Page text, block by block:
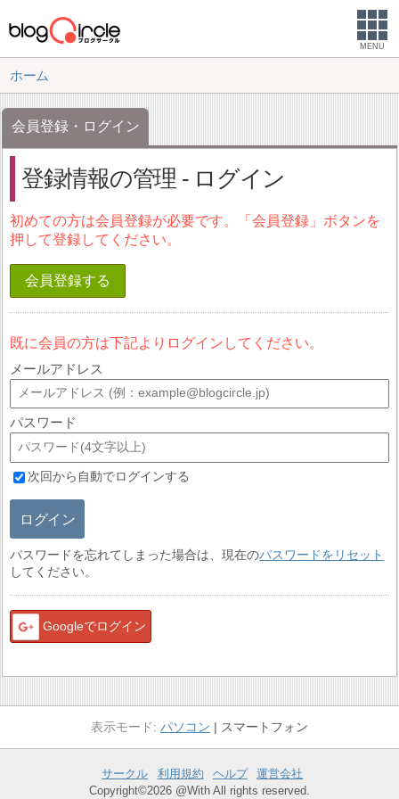
MENU
ホーム
会員登録・ログイン
登録情報の管理 - ログイン
初めての方は会員登録が必要です。「会員登録」ボタンを
押して登録してください。
会員登録する
既に会員の方は下記よりログインしてください。
メールアドレス
パスワード
次回から自動でログインする
ログイン
パスワードを忘れてしまった場合は、現在のパスワードをリセット
してください。
Googleでログイン
パソコン スマートフォン
サークル 利用規約 ヘルプ
運営会社
Copyright©2026 @With All rights reserved.